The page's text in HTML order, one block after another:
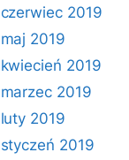
czerwiec 2019
maj 2019
kwiecień 2019
marzec 2019
luty 2019
styczeń 2019